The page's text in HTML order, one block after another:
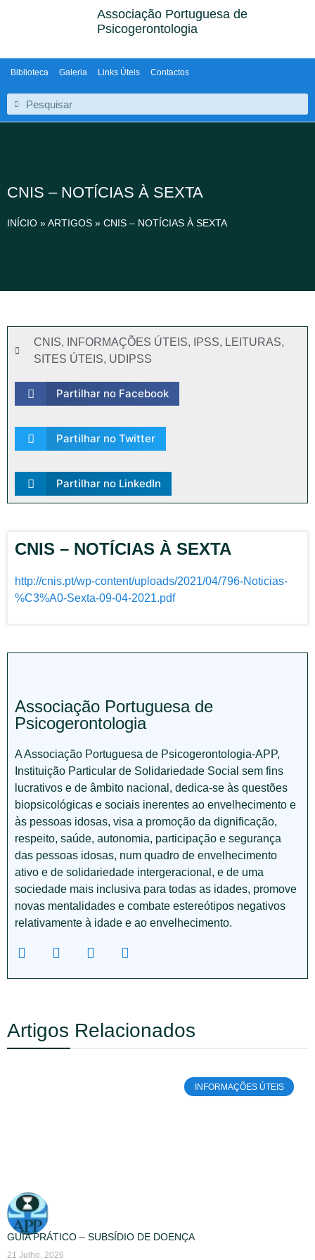
Associação Portuguesa de
Psicogerontologia
Biblioteca Galeria Links Úteis Contactos
CNIS – NOTÍCIAS À SEXTA
INÍCIO »ARTIGOS » CNIS – NOTÍCIAS À SEXTA
CNIS, INFORMAÇÕES ÚTEIS, IPSS, LEITURAS,
SITES ÚTEIS, UDIPSS
Partilhar no Facebook
Partilhar no Twitter
Partilhar no LinkedIn
CNIS – NOTÍCIAS À SEXTA
http://cnis.pt/wp-content/uploads/2021/04/796-Noticias-
%C3%A0-Sexta-09-04-2021.pdf
Associação Portuguesa de
Psicogerontologia
A Associação Portuguesa de Psicogerontologia-APP,
Instituição Particular de Solidariedade Social sem fins
lucrativos e de âmbito nacional, dedica-se às questões
biopsicológicas e sociais inerentes ao envelhecimento e
às pessoas idosas, visa a promoção da dignificação,
respeito, saúde, autonomia, participação e segurança
das pessoas idosas, num quadro de envelhecimento
ativo e de solidariedade intergeracional, e de uma
sociedade mais inclusiva para todas as idades, promove
novas mentalidades e combate estereótipos negativos
relativamente à idade e ao envelhecimento.
Artigos Relacionados
INFORMAÇÕES ÚTEIS
GUIA PRÁTICO – SUBSÍDIO DE DOENÇA
21 Julho, 2026